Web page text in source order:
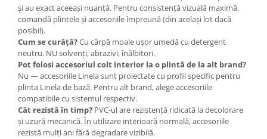
și au exact aceeași nuanță. Pentru consistență vizuală maximă,
comandă plintele și accesoriile împreună (din același lot dacă
posibil).
Cum se curăță?Cu cârpă moale ușor umedă cu detergent
neutru. NU solvenți, abrazivi, înălbitori.
Pot folosi accesoriul colt interior la o plintă de la alt brand?
Nu — accesoriile Linela sunt proiectate cu profil specific pentru
plinta Linela de bază. Pentru alt brand, alege accesoriile
compatibile cu sistemul respectiv.
Cât rezistă în timp? PVC-ul are rezistență ridicată la decolorare
și uzură mecanică. În utilizare interioară normală, accesoriile
rezistă mulți ani fără degradare vizibilă.